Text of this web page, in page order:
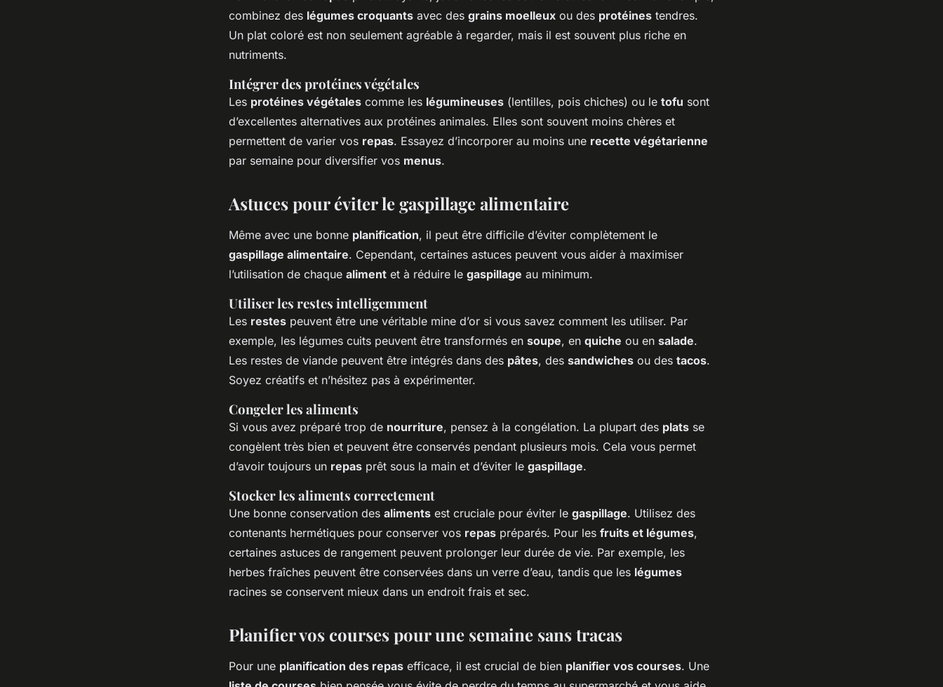
combinez des légumes croquants avec des grains moelleux ou des protéines tendres.
Un plat coloré est non seulement agréable à regarder, mais il est souvent plus riche en
nutriments.
Intégrer des protéines végétales
Les protéines végétales comme les légumineuses (lentilles, pois chiches) ou le tofu sont
d’excellentes alternatives aux protéines animales. Elles sont souvent moins chères et
permettent de varier vos repas. Essayez d’incorporer au moins une recette végétarienne
par semaine pour diversifier vos menus.
Astuces pour éviter le gaspillage alimentaire
Même avec une bonne planification, il peut être difficile d’éviter complètement le
gaspillage alimentaire. Cependant, certaines astuces peuvent vous aider à maximiser
l’utilisation de chaque aliment et à réduire le gaspillage au minimum.
Utiliser les restes intelligemment
Les restes peuvent être une véritable mine d’or si vous savez comment les utiliser. Par
exemple, les légumes cuits peuvent être transformés en soupe, en quiche ou en salade.
Les restes de viande peuvent être intégrés dans des pâtes, des sandwiches ou des tacos.
Soyez créatifs et n’hésitez pas à expérimenter.
Congeler les aliments
Si vous avez préparé trop de nourriture, pensez à la congélation. La plupart des plats se
congèlent très bien et peuvent être conservés pendant plusieurs mois. Cela vous permet
d’avoir toujours un repas prêt sous la main et d’éviter le gaspillage.
Stocker les aliments correctement
Une bonne conservation des aliments est cruciale pour éviter le gaspillage. Utilisez des
contenants hermétiques pour conserver vos repas préparés. Pour les fruits et légumes,
certaines astuces de rangement peuvent prolonger leur durée de vie. Par exemple, les
herbes fraîches peuvent être conservées dans un verre d’eau, tandis que les légumes
racines se conservent mieux dans un endroit frais et sec.
Planifier vos courses pour une semaine sans tracas
Pour une planification des repas efficace, il est crucial de bien planifier vos courses. Une